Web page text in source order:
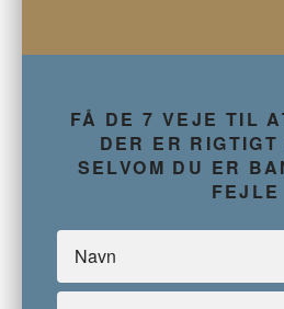
FÅ DE 7 VEJE TIL
DER ER
SELVOM DU ER
FEJLE